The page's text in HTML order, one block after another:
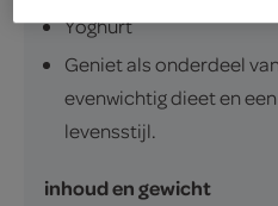
Yoghurt
Geniet als onderdeel
evenwichtig dieet en
levensstijl.
inhoud en gewicht